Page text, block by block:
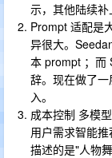
示，其他陆续补
Prompt 适配是
异很大。
本 prompt ；而
辞。现在做了
入。
成本控制 多模
用户需求智能
描述的是"人物